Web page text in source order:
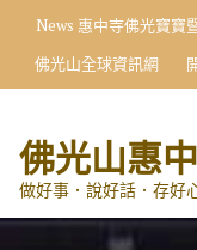
content
News 惠中寺佛光寶寶
佛光山全球資訊網
佛光山惠
做好事．說好話．存好